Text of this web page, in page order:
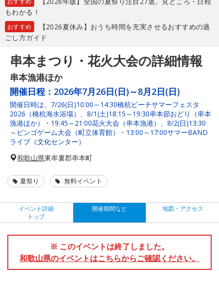
もわかる！
おすすめ
【2026夏休み】おうち時間を充実させるおすすめの過
ごし方ガイド
串本まつり・花火大会の詳細情報
串本漁港ほか
開催日程： 2026年7月26日(日)～8月2日(日)
開催日時は、7/26(日)10:00～14:30橋杭ビーチサマーフェスタ
2026（橋杭海水浴場）、8/1(土)18:15～19:30串本節おどり（串本
漁港ほか）・19:45～21:00花火大会（串本漁港）、8/2(日)13:30
～ビンゴゲーム大会（町立体育館）・13:00～17:00サマーBAND
ライブ（文化センター）
和歌山県東牟婁郡串本町
夏祭り 無料イベント
イベント詳細
トップ
開催期間など 地図・アクセス
※ このイベントは終了しました。
和歌山県のイベントはこちらからご確認ください。